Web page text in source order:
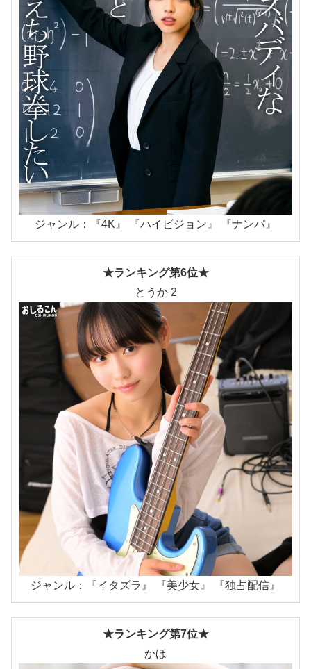
ジャンル：『4K』 『ハイビジョン』 『ナンパ』
★ランキング第6位★
とうか 2
ジャンル：『イタズラ』 『美少女』 『独占配信』
★ランキング第7位★
かほ